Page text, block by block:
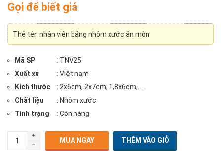
Gọi để biết giá
Thẻ tên nhân viên bằng nhôm xước ăn mòn
Mã SP
: TNV25
Xuất xứ
: Việt nam
Kích thước
: 2x6cm, 2x7cm, 1,8x6cm,....
Chất liệu
: Nhôm xước
Tình trạng
: Còn hàng
MUA NGAY